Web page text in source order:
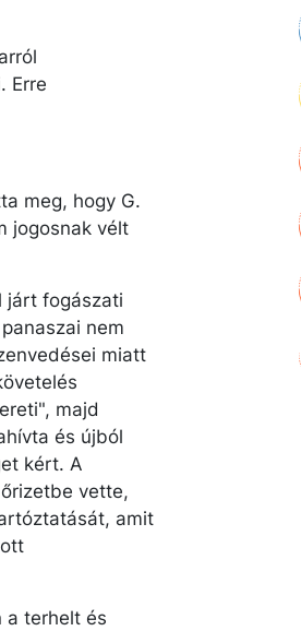
Erre
meg, hogy G.
jogosnak vélt
járt fogászati
nem
miatt
majd
és újból
kért. A
vette,
amit
a terhelt és